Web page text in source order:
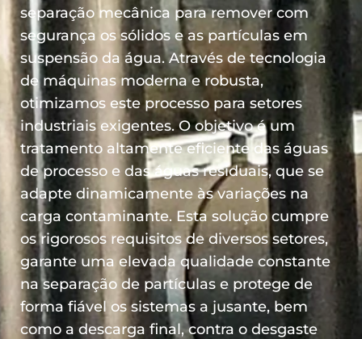
separação mecânica para remover com
segurança os sólidos e as partículas em
suspensão da água. Através de tecnologia
de máquinas moderna e robusta,
otimizamos este processo para setores
industriais exigentes. O objetivo é um
tratamento altamente eficiente das águas
de processo e das águas residuais, que se
adapte dinamicamente às variações na
carga contaminante. Esta solução cumpre
os rigorosos requisitos de diversos setores,
garante uma elevada qualidade constante
na separação de partículas e protege de
forma fiável os sistemas a jusante, bem
como a descarga final, contra o desgaste